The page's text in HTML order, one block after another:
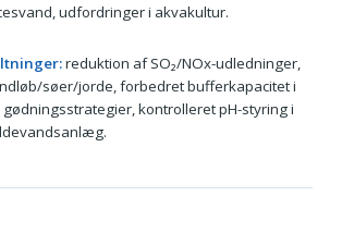
udfordringer i akvakultur.
reduktion af SO₂/NOx-udledninger,
søer/jorde, forbedret bufferkapacitet i
kontrolleret pH-styring i